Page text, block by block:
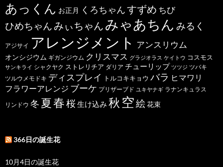
あっくん お正月 くろちゃんすずめ ちび
ひめちゃんみぃちゃん みゃあちん みるく
アジサイ アレンジメント アンスリウム
オンシジウム ギガンジウム クリスマス グラジオラス ケイトウ コスモス
サンキライ シャクヤク ストレリチア ダリア チューリップ ツツジ ツバキ
ツルウメモドキ ディスプレイ トルコキキョウ バラ ヒマワリ
フラワーアレンジ ブーケ プリザーブド ユキヤナギ ラナンキュラス
リンドウ 冬 夏春桜生け込み 秋 空絵花束
366日の誕生花
10月4日の誕生花